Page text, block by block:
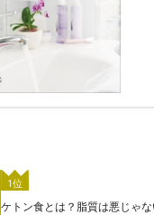
1位
ケトン食とは？脂質は悪じゃ